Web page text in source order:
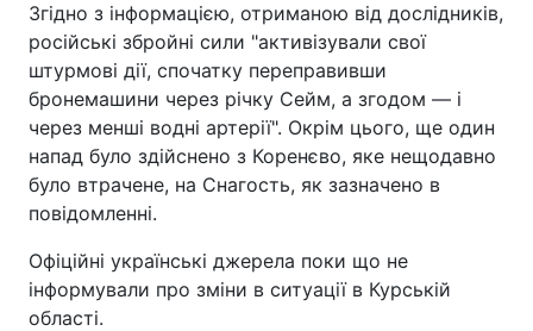
Згідно з інформацією, отриманою від дослідників,
російські збройні сили "активізували свої
штурмові дії, спочатку переправивши
бронемашини через річку Сейм, а згодом — і
через менші водні артерії". Окрім цього, ще один
напад було здійснено з Коренєво, яке нещодавно
було втрачене, на Снагость, як зазначено в
повідомленні.
Офіційні українські джерела поки що не
інформували про зміни в ситуації в Курській
області.